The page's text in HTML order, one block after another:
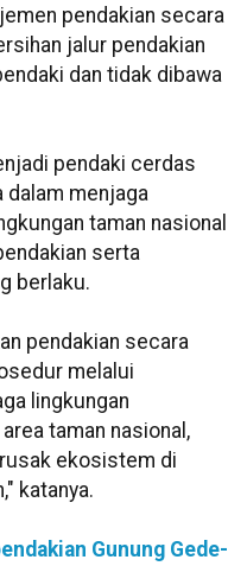
pendakian secara
jalur pendakian
dan tidak dibawa
pendaki cerdas
dalam menjaga
taman nasional
serta
berlaku.
pendakian secara
melalui
lingkungan
taman nasional,
ekosistem di
katanya.
Gunung Gede-